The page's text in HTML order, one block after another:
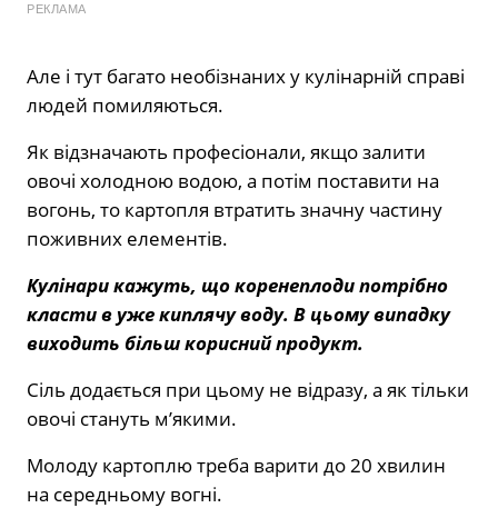
РЕКЛАМА
Але і тут багато необізнаних у кулінарній справі
людей помиляються.
Як відзначають професіонали, якщо залити
овочі холодною водою, а потім поставити на
вогонь, то картопля втратить значну частину
поживних елементів.
Кулінари кажуть, що коренеплоди потрібно
класти в уже киплячу воду. В цьому випадку
виходить більш корисний продукт.
Сіль додається при цьому не відразу, а як тільки
овочі стануть м’якими.
Молоду картоплю треба варити до 20 хвилин
на середньому вогні.